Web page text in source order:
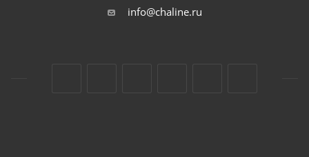
info@chaline.ru